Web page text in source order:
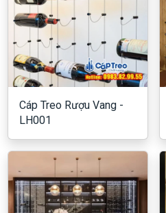
Cáp Treo Rượu Vang -
LH001